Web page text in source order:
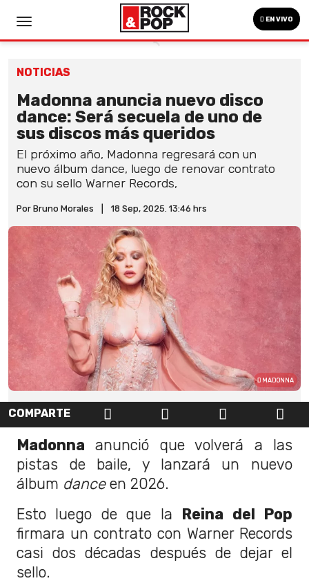
EN VIVO
NOTICIAS
Madonna anuncia nuevo disco
dance: Será secuela de uno de
sus discos más queridos
El próximo año, Madonna regresará con un
nuevo álbum dance, luego de renovar contrato
con su sello Warner Records,
Por Bruno Morales 18 Sep, 2025. 13:46 hrs
MADONNA
COMPARTE
Madonna anunció que volverá a las
pistas de baile, y lanzará un nuevo
álbum danceen 2026.
Esto luego de que la Reina del Pop
firmara un contrato con Warner Records
casi dos décadas después de dejar el
sello.